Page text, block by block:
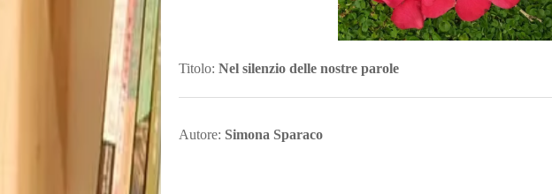
Titolo: Nel silenzio delle nostre parole
Autore: Simona Sparaco